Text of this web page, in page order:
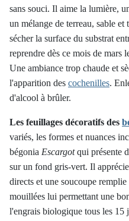
sans souci. Il aime la lumière,
un mélange de terreau, sable
sécher la surface du substrat
reprendre dès ce mois de mars
Une ambiance trop chaude et
l'apparition des cochenilles.
d'alcool à brûler.
Les feuillages décoratifs des
variés, les formes et nuances
bégonia Escargotqui présente
sur un fond gris-vert. Il
directs et une soucoupe
mouillées lui permettant une
l'engrais biologique tous les 15